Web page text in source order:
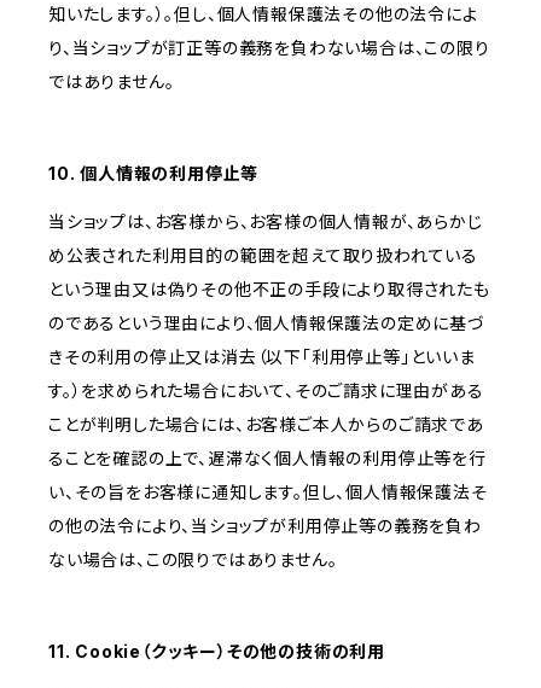
知いたします。）。但し、個人情報保護法その他の法令によ
り、当ショップが訂正等の義務を負わない場合は、この限り
ではありません。
10. 個人情報の利用停止等
当ショップは、お客様から、お客様の個人情報が、あらかじ
め公表された利用目的の範囲を超えて取り扱われている
という理由又は偽りその他不正の手段により取得されたも
のであるという理由により、個人情報保護法の定めに基づ
きその利用の停止又は消去（以下「利用停止等」といいま
す。）を求められた場合において、そのご請求に理由がある
ことが判明した場合には、お客様ご本人からのご請求であ
ることを確認の上で、遅滞なく個人情報の利用停止等を行
い、その旨をお客様に通知します。但し、個人情報保護法そ
の他の法令により、当ショップが利用停止等の義務を負わ
ない場合は、この限りではありません。
11. Cookie（クッキー）その他の技術の利用